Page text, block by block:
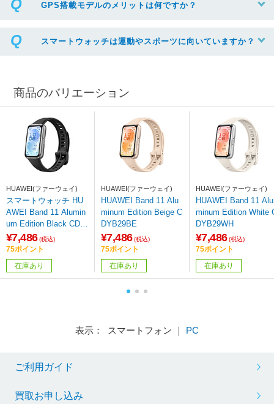
GPS搭載モデルのメリットは何ですか？
スマートウォッチは運動やスポーツに向いていますか？
商品のバリエーション
HUAWEI(ファーウェイ)
スマートウォッチ HU
AWEI Band 11 Alumin
um Edition Black CDY
B29BK
¥7,486 (税込)
75ポイント
在庫あり
HUAWEI(ファーウェイ)
HUAWEI Band 11 Alu
minum Edition Beige C
DYB29BE
¥7,486 (税込)
75ポイント
在庫あり
HUAWEI(ファーウェイ)
HUAWEI Band 11 Alu
minum Edition White C
DYB29WH
¥7,486 (税込)
75ポイント
在庫あり
表示： スマートフォン ｜ PC
ご利用ガイド
買取お申し込み